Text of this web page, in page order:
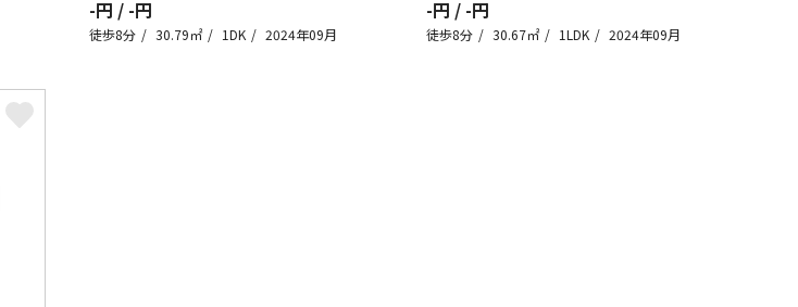
-円 / -円
徒歩8分 30.79㎡ 1DK 2024年09月
-円 / -円
徒歩8分 30.67㎡ 1LDK 2024年09月